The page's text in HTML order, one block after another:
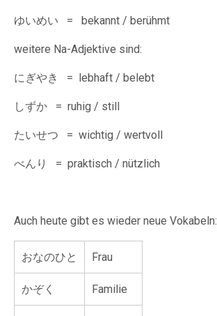
ゆいめい = bekannt / berühmt
weitere Na-Adjektive sind:
にぎやき = lebhaft / belebt
しずか = ruhig / still
たいせつ = wichtig / wertvoll
べんり = praktisch / nützlich
Auch heute gibt es wieder neue Vokabeln:
おなのひと Frau
かぞく Familie